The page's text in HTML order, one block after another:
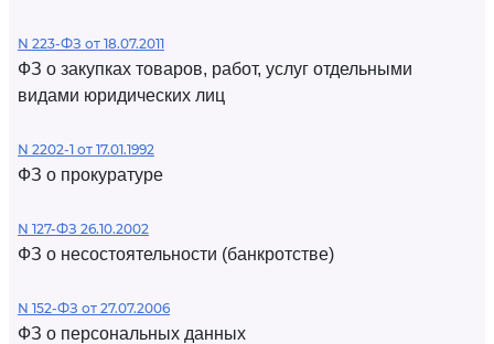
N 223-ФЗ от 18.07.2011
ФЗ о закупках товаров, работ, услуг отдельными
видами юридических лиц
N 2202-1 от 17.01.1992
ФЗ о прокуратуре
N 127-ФЗ 26.10.2002
ФЗ о несостоятельности (банкротстве)
N 152-ФЗ от 27.07.2006
ФЗ о персональных данных